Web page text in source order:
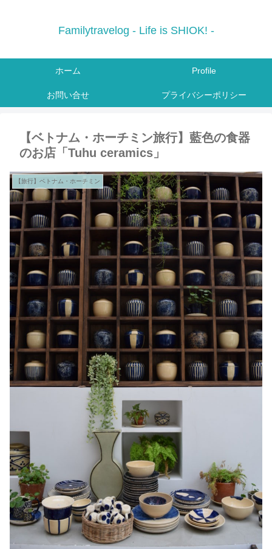
Familytravelog - Life is SHIOK! -
ホーム Profile
お問い合せ プライバシーポリシー
【ベトナム・ホーチミン旅行】藍色の食器
のお店「Tuhu ceramics」
【旅行】ベトナム・ホーチミン